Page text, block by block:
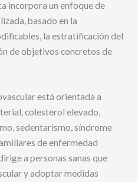
incorpora un enfoque de
basado en la
la estratificación del
de objetivos concretos de
está orientada a
colesterol elevado,
sedentarismo, síndrome
de enfermedad
a personas sanas que
y adoptar medidas